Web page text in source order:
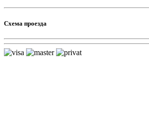
Схема проезда